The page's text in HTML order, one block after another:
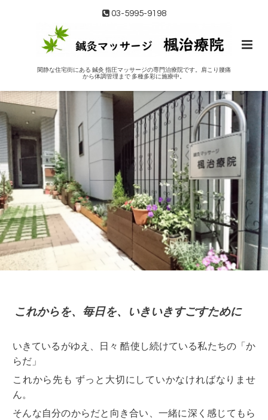
03-5995-9198
閑静な住宅街にある 鍼灸 指圧マッサージの専門治療院です。肩こり腰痛
から体調管理まで 多種多彩に施療中。
これからを、毎日を、 いきいきすごすために
いきているがゆえ、 日々 酷使し続けている私たちの「か
らだ」
これから先も ずっと大切にしていかなければなりませ
ん。
そんな自分のからだと向き合い、一緒に深く感じてもら